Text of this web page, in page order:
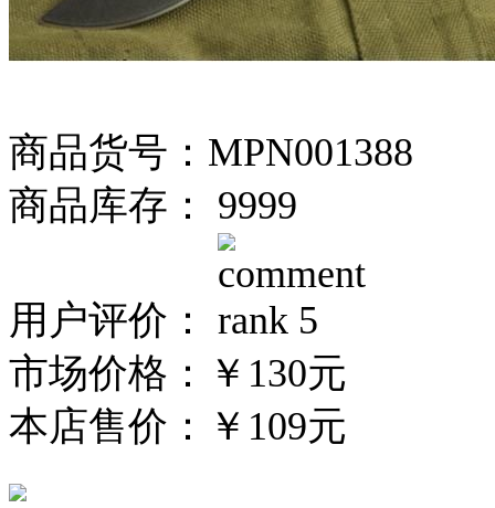
商品货号：MPN001388
商品库存： 9999
用户评价：
市场价格： ￥130元
本店售价： ￥109元